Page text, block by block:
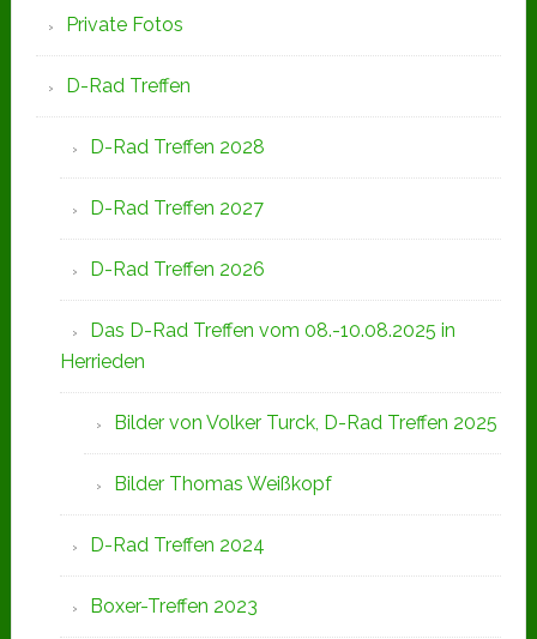
Private Fotos
D-Rad Treffen
D-Rad Treffen 2028
D-Rad Treffen 2027
D-Rad Treffen 2026
Das D-Rad Treffen vom 08.-10.08.2025 in
Herrieden
Bilder von Volker Turck, D-Rad Treffen 2025
Bilder Thomas Weißkopf
D-Rad Treffen 2024
Boxer-Treffen 2023